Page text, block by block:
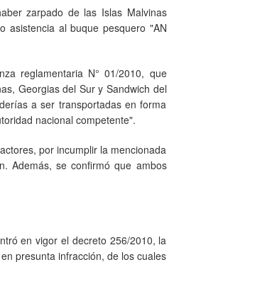
zarpado de las Islas Malvinas
asistencia al buque pesquero "AN
reglamentaria N° 01/2010, que
Georgias del Sur y Sandwich del
a ser transportadas en forma
nacional competente".
por incumplir la mencionada
Además, se confirmó que ambos
en vigor el decreto 256/2010, la
presunta infracción, de los cuales